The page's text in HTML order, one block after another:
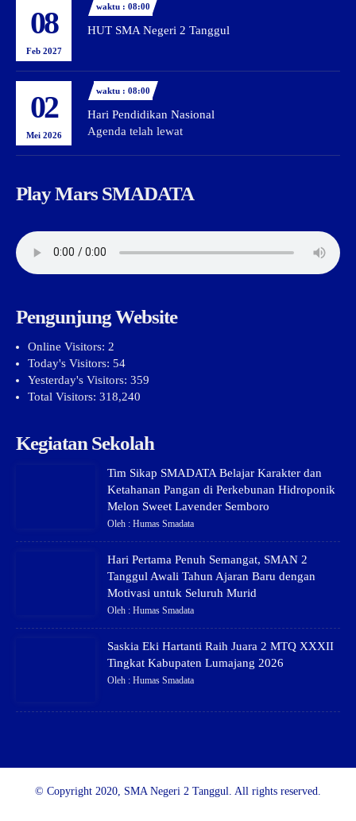
08
Feb 2027
waktu : 08:00
HUT SMA Negeri 2 Tanggul
02
Mei 2026
waktu : 08:00
Hari Pendidikan Nasional
Agenda telah lewat
Play Mars SMADATA
Pengunjung Website
Online Visitors: 2
Today's Visitors: 54
Yesterday's Visitors: 359
Total Visitors: 318,240
Kegiatan Sekolah
Tim Sikap SMADATA Belajar Karakter dan
Ketahanan Pangan di Perkebunan Hidroponik
Melon Sweet Lavender Semboro
Oleh : Humas Smadata
Hari Pertama Penuh Semangat, SMAN 2
Tanggul Awali Tahun Ajaran Baru dengan
Motivasi untuk Seluruh Murid
Oleh : Humas Smadata
Saskia Eki Hartanti Raih Juara 2 MTQ XXXII
Tingkat Kabupaten Lumajang 2026
Oleh : Humas Smadata
© Copyright 2020, SMA Negeri 2 Tanggul. All rights reserved.